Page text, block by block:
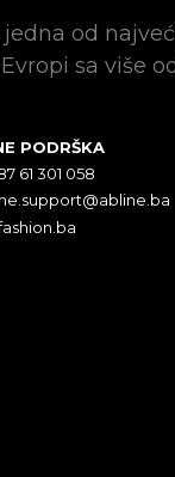
od
sa više
PODRŠKA
61 301 058